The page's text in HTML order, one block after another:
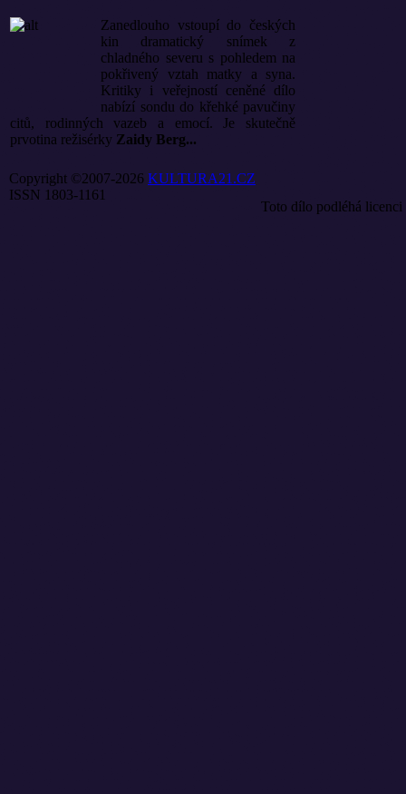
Zanedlouho vstoupí do českých
kin dramatický snímek z
chladného severu s pohledem na
pokřivený vztah matky a syna.
Kritiky i veřejností ceněné dílo
nabízí sondu do křehké pavučiny
citů, rodinných vazeb a emocí. Je skutečně
prvotina režisérky Zaidy Berg...
Copyright ©2007-2026 KULTURA21.CZ
ISSN 1803-1161
Toto dílo podléhá licenci